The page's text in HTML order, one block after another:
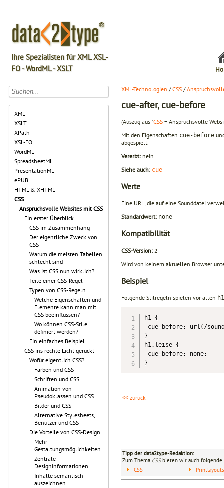
Ihre Spezialisten für XML XSL-
FO - WordML - XSLT
XML
XSLT
XPath
XSL-FO
WordML
SpreadsheetML
PresentationML
ePUB
HTML & XHTML
CSS
Anspruchsvolle Websites mit CSS
Ein erster Überblick
CSS im Zusammenhang
Der eigentliche Zweck von
CSS
Warum die meisten Tabellen
schlecht sind
Was ist CSS nun wirklich?
Teile einer CSS-Regel
Typen von CSS-Regeln
Welche Eigenschaften und
Elemente kann man mit
CSS beeinflussen?
Wo können CSS-Stile
definiert werden?
Ein einfaches Beispiel
CSS ins rechte Licht gerückt
Wofür eigentlich CSS?
Farben und CSS
Schriften und CSS
Animation von
Pseudoklassen und CSS
Bilder und CSS
Alternative Stylesheets,
Benutzer und CSS
Die Vorteile von CSS-Design
Mehr
Gestaltungsmöglichkeiten
Zentrale
Designinformationen
Inhalte semantisch
auszeichnen
XML-Technologien /CSS /
cue-after, cue-before
(Auszug aus "CSS − Anspruchsvolle
Mit den Eigenschaften cue-before
abgespielt.
Vererbt: nein
Siehe auch: cue
Werte
Eine URL, die auf eine Sounddatei
Standardwert: none
Kompatibilität
CSS-Version: 2
Wird von keinem aktuellen Browser
Beispiel
Folgende Stilregeln spielen vor allen h1
h1 {
cue-before: url(/
}
h1.leise {
cue-before: none;
}
<< zurück
Tipp der data2type-Redaktion:
Zum Thema CSSbieten wir auch folgende
CSS